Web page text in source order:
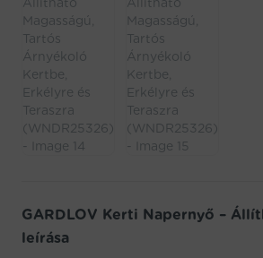
GARDLOV Kerti Napernyő –
leírása